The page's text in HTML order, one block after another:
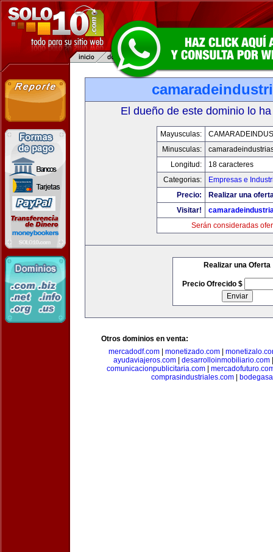
El dueño de este dominio lo
Mayusculas:
Minusculas:
Longitud:
18 caracteres
Categorias:
Empresas e
Precio:
Realizar una
Visitar!
Serán consideradas
Realizar una Oferta
Precio Ofrecido $
Otros dominios en venta:
mercadodf.com| monetizado.com|
ayudaviajeros.com
desarrolloinmobiliario.com
comunicacionpublicitaria.com|
comprasindustriales.com|